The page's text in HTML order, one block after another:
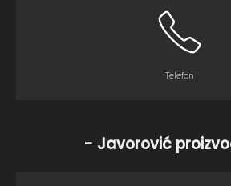
Telefon
- Javorović